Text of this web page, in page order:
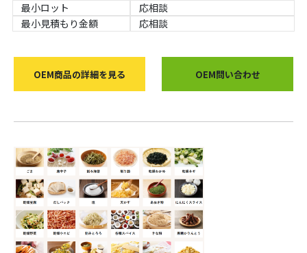
最小ロット
応相談
最小見積もり金額
応相談
OEM商品の詳細を見る OEM問い合わせ